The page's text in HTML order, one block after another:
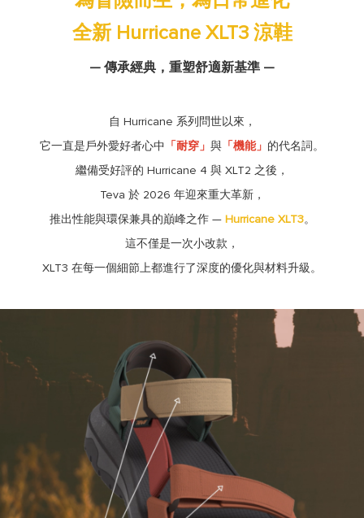
全新 Hurricane XLT3 涼鞋
— 傳承經典，重塑舒適新基準 —
自 Hurricane 系列問世以來，
它一直是戶外愛好者心中 「耐穿」 與 「機能」 的代名詞。
繼備受好評的 Hurricane 4 與 XLT2 之後，
Teva 於 2026 年迎來重大革新，
推出性能與環保兼具的巔峰之作 — Hurricane XLT3。
這不僅是一次小改款，
XLT3 在每一個細節上都進行了深度的優化與材料升級。